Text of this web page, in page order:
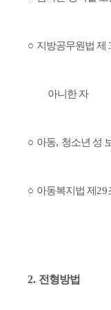
○ 지방공무원법 제
아니한 자
○ 아동, 청소년 성
○ 아동복지법 제 29
2. 전형방법